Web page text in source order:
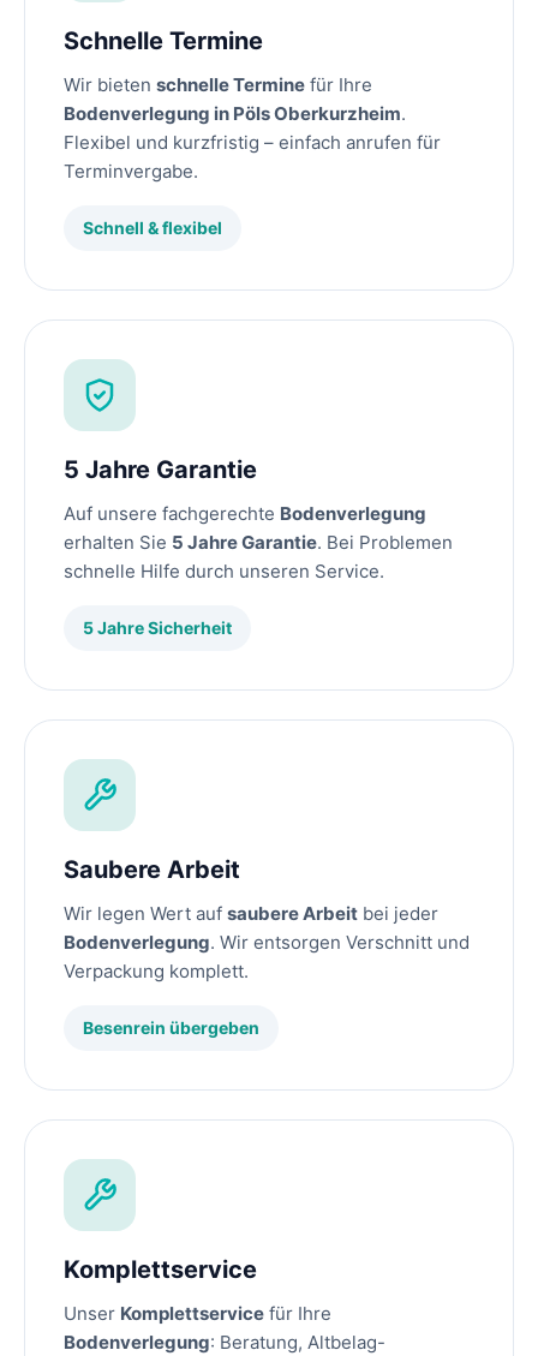
Schnelle Termine
Wir bieten schnelle Termine für Ihre
Bodenverlegung in Pöls Oberkurzheim.
Flexibel und kurzfristig – einfach anrufen für
Terminvergabe.
Schnell & flexibel
5 Jahre Garantie
Auf unsere fachgerechte Bodenverlegung
erhalten Sie 5 Jahre Garantie. Bei Problemen
schnelle Hilfe durch unseren Service.
5 Jahre Sicherheit
Saubere Arbeit
Wir legen Wert auf saubere Arbeit bei jeder
Bodenverlegung. Wir entsorgen Verschnitt und
Verpackung komplett.
Besenrein übergeben
Komplettservice
Unser Komplettservice für Ihre
Bodenverlegung: Beratung, Altbelag-